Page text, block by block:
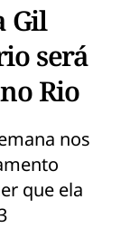
Gil
será
Rio
nos
que ela